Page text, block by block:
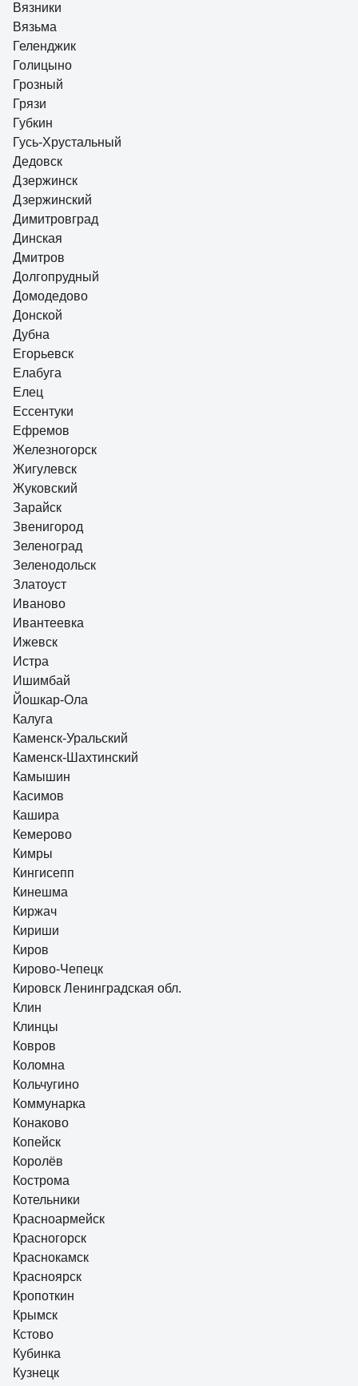
Вязники
Вязьма
Геленджик
Голицыно
Грозный
Грязи
Губкин
Гусь-Хрустальный
Дедовск
Дзержинск
Дзержинский
Димитровград
Динская
Дмитров
Долгопрудный
Домодедово
Донской
Дубна
Егорьевск
Елабуга
Елец
Ессентуки
Ефремов
Железногорск
Жигулевск
Жуковский
Зарайск
Звенигород
Зеленоград
Зеленодольск
Златоуст
Иваново
Ивантеевка
Ижевск
Истра
Ишимбай
Йошкар-Ола
Калуга
Каменск-Уральский
Каменск-Шахтинский
Камышин
Касимов
Кашира
Кемерово
Кимры
Кингисепп
Кинешма
Киржач
Кириши
Киров
Кирово-Чепецк
Кировск Ленинградская обл.
Клин
Клинцы
Ковров
Коломна
Кольчугино
Коммунарка
Конаково
Копейск
Королёв
Кострома
Котельники
Красноармейск
Красногорск
Краснокамск
Красноярск
Кропоткин
Крымск
Кстово
Кубинка
Кузнецк